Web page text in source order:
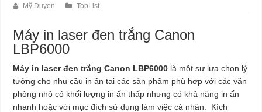
Mỹ Duyen TopList
Máy in laser đen trắng Canon
LBP6000
Máy in laser đen trắng Canon LBP6000 là một sự lựa chọn lý
tưởng cho nhu cầu in ấn tại các sản phẩm phù hợp với các văn
phòng nhỏ có khối lượng in ấn thấp nhưng có khả năng in ấn
nhanh hoặc với mục đích sử dụng làm việc cá nhân. Kích